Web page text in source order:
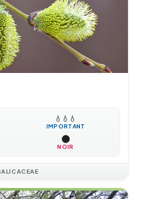
💧 💧 💧
IMPORTANT
NOIR